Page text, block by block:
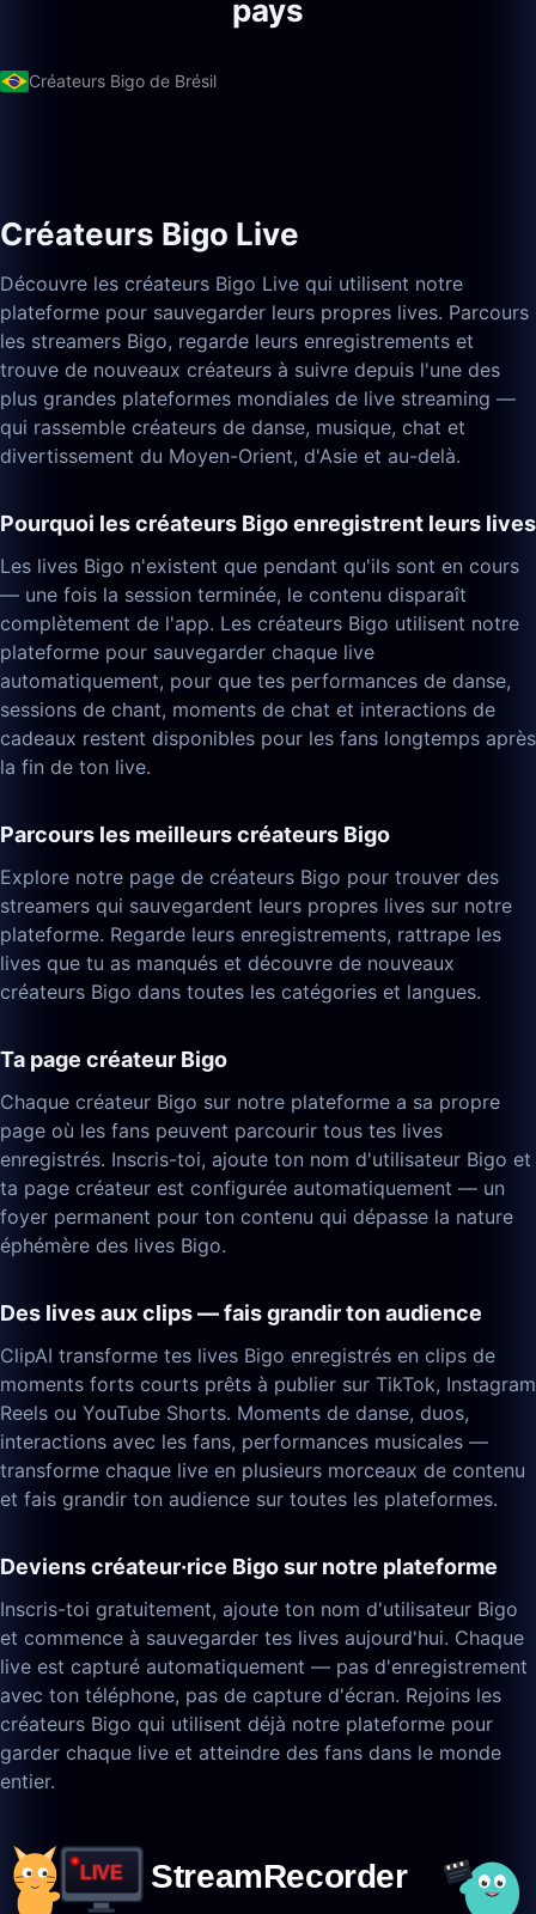
pays
Créateurs Bigo de Brésil
Créateurs Bigo Live
Découvre les créateurs Bigo Live qui utilisent notre
plateforme pour sauvegarder leurs propres lives. Parcours
les streamers Bigo, regarde leurs enregistrements et
trouve de nouveaux créateurs à suivre depuis l'une des
plus grandes plateformes mondiales de live streaming —
qui rassemble créateurs de danse, musique, chat et
divertissement du Moyen-Orient, d'Asie et au-delà.
Pourquoi les créateurs Bigo enregistrent leurs lives
Les lives Bigo n'existent que pendant qu'ils sont en cours
— une fois la session terminée, le contenu disparaît
complètement de l'app. Les créateurs Bigo utilisent notre
plateforme pour sauvegarder chaque live
automatiquement, pour que tes performances de danse,
sessions de chant, moments de chat et interactions de
cadeaux restent disponibles pour les fans longtemps après
la fin de ton live.
Parcours les meilleurs créateurs Bigo
Explore notre page de créateurs Bigo pour trouver des
streamers qui sauvegardent leurs propres lives sur notre
plateforme. Regarde leurs enregistrements, rattrape les
lives que tu as manqués et découvre de nouveaux
créateurs Bigo dans toutes les catégories et langues.
Ta page créateur Bigo
Chaque créateur Bigo sur notre plateforme a sa propre
page où les fans peuvent parcourir tous tes lives
enregistrés. Inscris-toi, ajoute ton nom d'utilisateur Bigo et
ta page créateur est configurée automatiquement — un
foyer permanent pour ton contenu qui dépasse la nature
éphémère des lives Bigo.
Des lives aux clips — fais grandir ton audience
ClipAI transforme tes lives Bigo enregistrés en clips de
moments forts courts prêts à publier sur TikTok, Instagram
Reels ou YouTube Shorts. Moments de danse, duos,
interactions avec les fans, performances musicales —
transforme chaque live en plusieurs morceaux de contenu
et fais grandir ton audience sur toutes les plateformes.
Deviens créateur·rice Bigo sur notre plateforme
Inscris-toi gratuitement, ajoute ton nom d'utilisateur Bigo
et commence à sauvegarder tes lives aujourd'hui. Chaque
live est capturé automatiquement — pas d'enregistrement
avec ton téléphone, pas de capture d'écran. Rejoins les
créateurs Bigo qui utilisent déjà notre plateforme pour
garder chaque live et atteindre des fans dans le monde
entier.